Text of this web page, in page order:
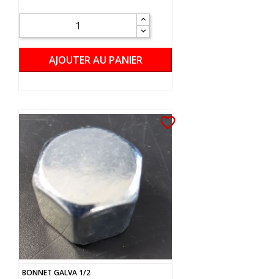
AJOUTER AU PANIER
favorite_border
BONNET GALVA 1/2